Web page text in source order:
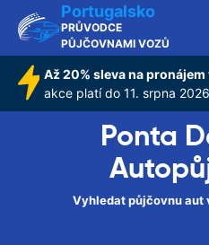
Portugalsko
PRŮVODCE
PŮJČOVNAMI VOZŮ
Až 20% sleva na
akce platí do 11. srpna
Ponta
Vyhledat půjčovnu aut